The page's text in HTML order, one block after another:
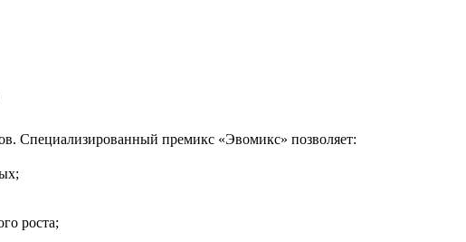
Специализированный премикс «Эвомикс» позволяет:
роста;